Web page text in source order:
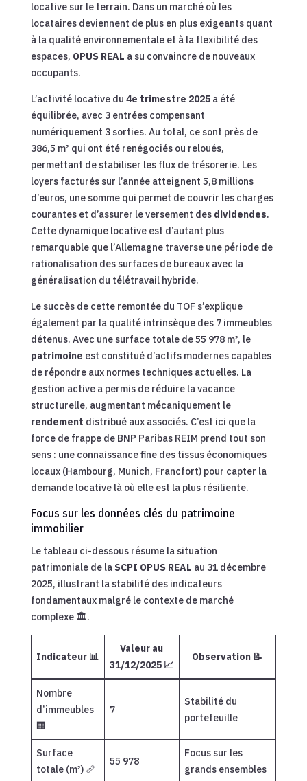
locative sur le terrain. Dans un marché où les
locataires deviennent de plus en plus exigeants quant
à la qualité environnementale et à la flexibilité des
espaces, OPUS REAL a su convaincre de nouveaux
occupants.
L’activité locative du 4e trimestre 2025a été
équilibrée, avec 3 entrées compensant
numériquement 3 sorties. Au total, ce sont près de
386,5 m² qui ont été renégociés ou reloués,
permettant de stabiliser les flux de trésorerie. Les
loyers facturés sur l’année atteignent 5,8 millions
d’euros, une somme qui permet de couvrir les charges
courantes et d’assurer le versement des dividendes.
Cette dynamique locative est d’autant plus
remarquable que l’Allemagne traverse une période de
rationalisation des surfaces de bureaux avec la
généralisation du télétravail hybride.
Le succès de cette remontée du TOF s’explique
également par la qualité intrinsèque des 7 immeubles
détenus. Avec une surface totale de 55 978 m², le
patrimoine est constitué d’actifs modernes capables
de répondre aux normes techniques actuelles. La
gestion active a permis de réduire la vacance
structurelle, augmentant mécaniquement le
rendement distribué aux associés. C’est ici que la
force de frappe de BNP Paribas REIM prend tout son
sens : une connaissance fine des tissus économiques
locaux (Hambourg, Munich, Francfort) pour capter la
demande locative là où elle est la plus résiliente.
Focus sur les données clés du patrimoine
immobilier
Le tableau ci-dessous résume la situation
patrimoniale de la SCPI OPUS REAL au 31 décembre
2025, illustrant la stabilité des indicateurs
fondamentaux malgré le contexte de marché
complexe 🏛️.
Indicateur 📊
Valeur au
31/12/2025 📈
Observation 📝
Nombre
d’immeubles
🏢
7
Stabilité du
portefeuille
Surface
totale (m²) 📏
55 978
Focus sur les
grands ensembles